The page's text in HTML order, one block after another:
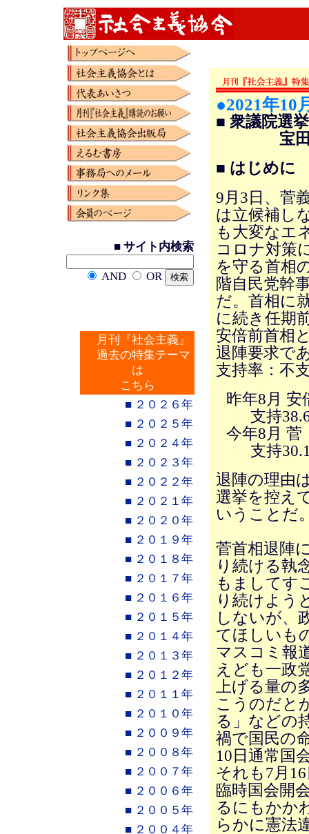
■ サイト内検索
AND OR
月刊『社会主義』
過去の特集テーマ
は
こちら
■ ２０２６年
■ ２０２５年
■ ２０２４年
■ ２０２３年
■ ２０２２年
■ ２０２１年
■ ２０２０年
■ ２０１９年
■ ２０１８年
■ ２０１７年
■ ２０１６年
■ ２０１５年
■ ２０１４年
■ ２０１３年
■ ２０１２年
■ ２０１１年
■ ２０１０年
■ ２００９年
■ ２００８年
■ ２００７年
■ ２００６年
■ ２００５年
■ ２００４年
●2021年10
■ 衆議院選
宝田
■ はじめに
9月3日、菅
は立候補し
も大変なエ
コロナ対策
を守る首相
階自民党幹
だ。首相に
に続き任期
安倍前首相
退陣要求で
支持率：不
昨年8月 安
支持
今年8月 菅
支持
退陣の理由
選挙を控え
いうことだ
菅首相退陣
り続ける執
もましてす
り続けよう
しないが、
てほしいも
マスコミ報
えども一政
上げる量の
こうのだと
る」などの
禍で国民の
10日通常国
それも7月
臨時国会開
るにもかか
らかに憲法